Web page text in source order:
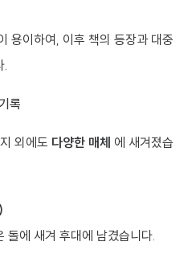
용이하여, 이후 책의 등장과 대중
.
록
외에도 다양한 매체 에 새겨졌습
돌에 새겨 후대에 남겼습니다.